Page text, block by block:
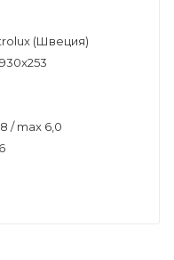
(Швеция)
/ max 6,0